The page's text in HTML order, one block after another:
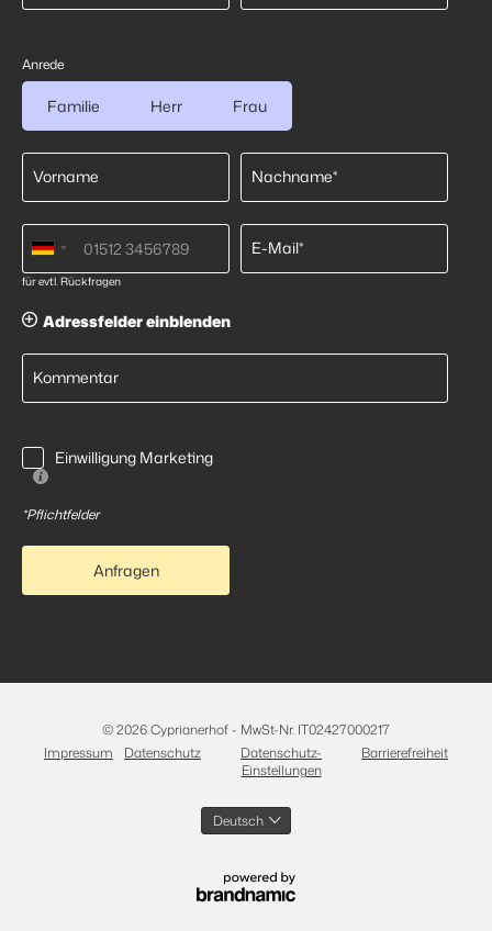
Anrede
Familie Herr Frau
Vorname Nachname*
für evtl. Rückfragen
E-Mail*
Adressfelder einblenden
Kommentar
Einwilligung Marketing
*Pflichtfelder
Anfragen
© 2026 Cyprianerhof- MwSt-Nr. IT02427000217
Impressum
Datenschutz
Datenschutz-
Einstellungen
Barrierefreiheit